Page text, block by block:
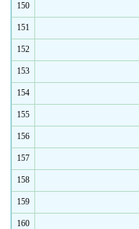
150
151
152
153
154
155
156
157
158
159
160